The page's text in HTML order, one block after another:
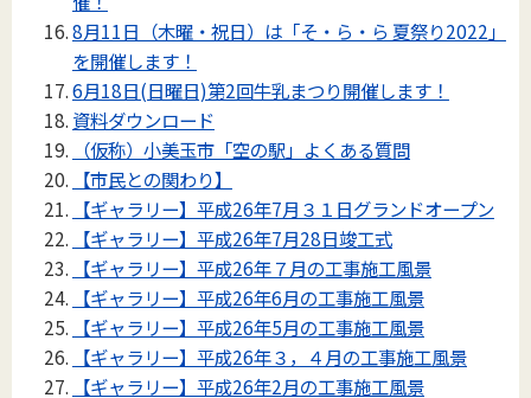
8月11日（木曜・祝日）は「そ・ら・ら 夏祭り2022」
を開催します！
6月18日(日曜日)第2回牛乳まつり開催します！
資料ダウンロード
（仮称）小美玉市「空の駅」よくある質問
【市民との関わり】
【ギャラリー】平成26年7月３１日グランドオープン
【ギャラリー】平成26年7月28日竣工式
【ギャラリー】平成26年７月の工事施工風景
【ギャラリー】平成26年6月の工事施工風景
【ギャラリー】平成26年5月の工事施工風景
【ギャラリー】平成26年３，４月の工事施工風景
【ギャラリー】平成26年2月の工事施工風景